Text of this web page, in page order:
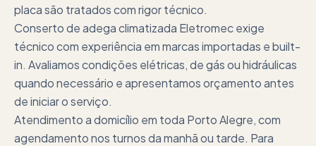
placa são tratados com rigor técnico.
Conserto de adega climatizada Eletromec exige
técnico com experiência em marcas importadas e built-
in. Avaliamos condições elétricas, de gás ou hidráulicas
quando necessário e apresentamos orçamento antes
de iniciar o serviço.
Atendimento a domicílio em toda Porto Alegre, com
agendamento nos turnos da manhã ou tarde. Para